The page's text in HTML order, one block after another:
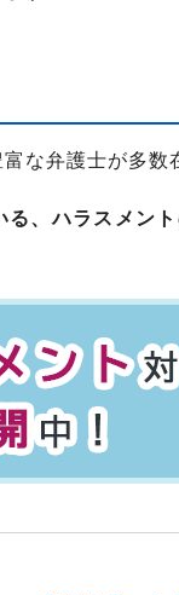
な弁護士が多数
、ハラスメン